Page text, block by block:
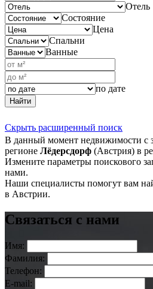
Отель
Состояние
Цена
Спальни
Ванные
по дате
Найти
Скрыть расширенный поиск
В данный момент недвижимости с
регионе Лёдерсдорф (Австрия) в
Измените параметры поискового
нами.
Наши специалисты помогут вам
в Австрии.
Связаться с нами
Имя:
Фамилия:
Телефон:
E-mail: